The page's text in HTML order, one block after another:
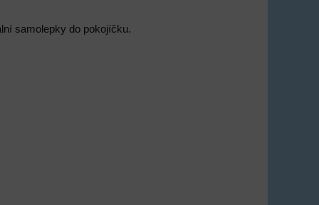
samolepky do pokojíčku.